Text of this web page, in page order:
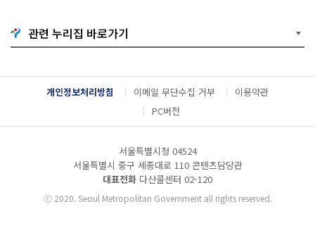
기
G
o
g
l
e
l
e
서
다
운
드
관련 누리집 바로가기
개인정보처리방침 이메일 무단수집 거부
이용약관
PC버전
서울특별시청 04524
서울특별시 중구 세종대로 110 콘텐츠담당관
대표전화 다산콜센터 02-120
ⓒ2020. Seoul Metropolitan Government all rights reserved.